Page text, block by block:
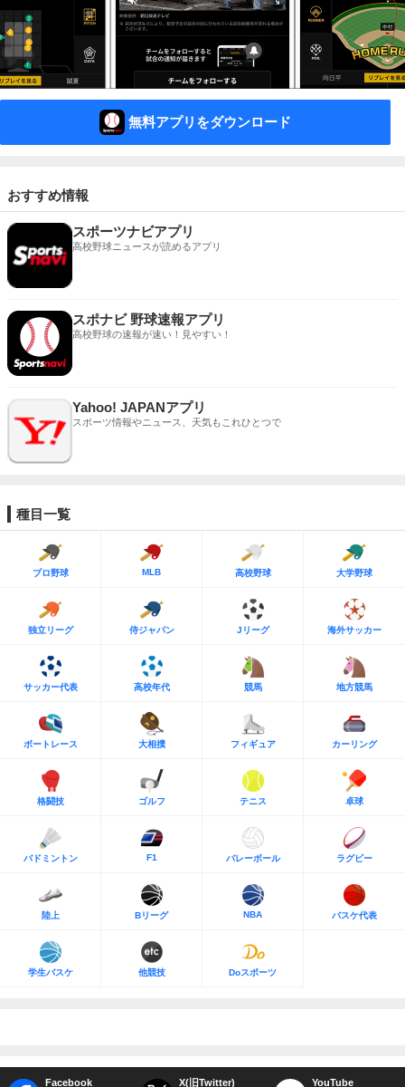
無料アプリをダウンロード
おすすめ情報
スポーツナビアプリ
高校野球ニュースが読めるアプリ
スポナビ 野球速報アプリ
高校野球の速報が速い！見やすい！
Yahoo! JAPANアプリ
スポーツ情報やニュース、天気もこれひとつで
種目一覧
プロ野球 MLB 高校野球 大学野球
独立リーグ 侍ジャパン Jリーグ 海外サッカー
サッカー代表 高校年代 競馬 地方競馬
ボートレース 大相撲 フィギュア カーリング
格闘技 ゴルフ テニス 卓球
バドミントン F1 バレーボール ラグビー
陸上 Bリーグ NBA バスケ代表
学生バスケ 他競技 Doスポーツ
Facebook X(旧Twitter) YouTube